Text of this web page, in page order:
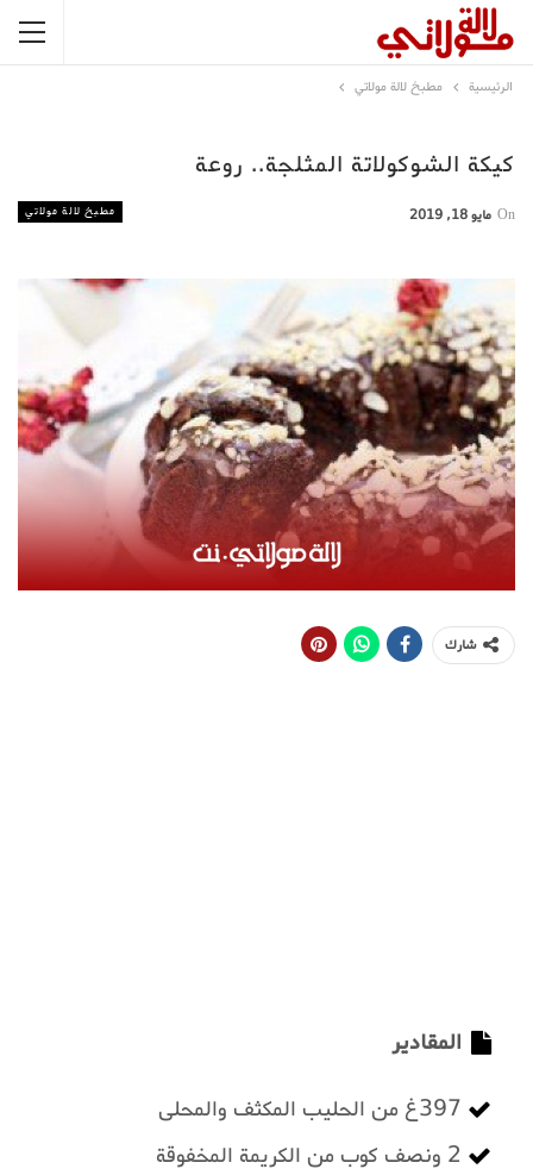
الرئيسية مطبخ لالة مولاتي
كيكة الشوكولاتة المثلجة.. روعة
مطبخ لالة مولاتي On مايو 18, 2019
شارك
المقادير
397غ من الحليب المكثف والمحلى
2 ونصف كوب من الكريمة المخفوقة